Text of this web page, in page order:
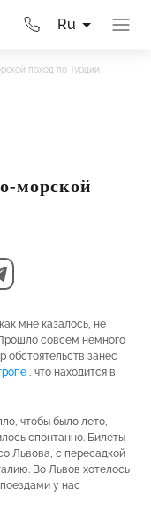
Ru
поход по Турции
морской
мне казалось, не
совсем немного
обстоятельств занес
, что находится в
чтобы было лето,
спонтанно. Билеты
Львова, с пересадкой
Во Львов хотелось
у нас